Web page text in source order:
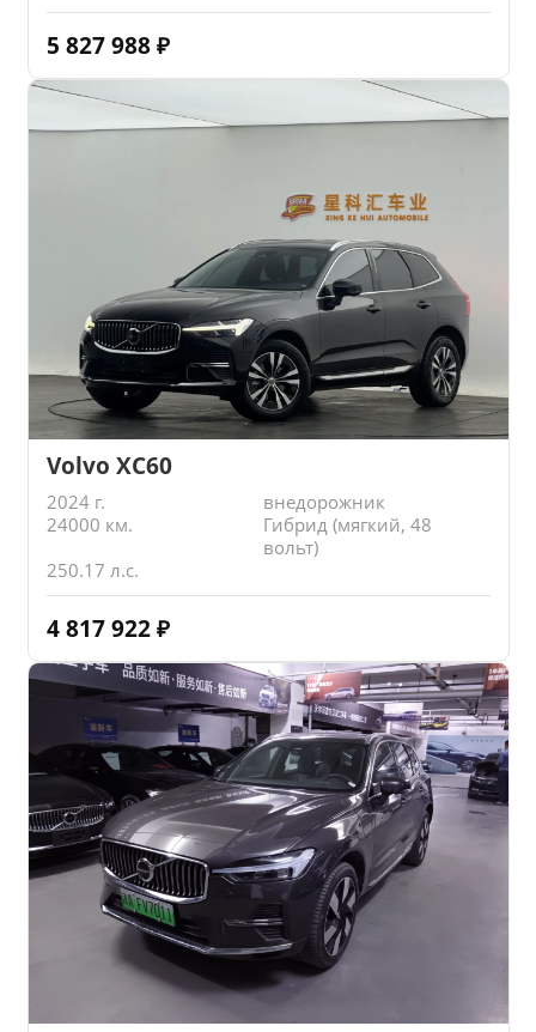
5 827 988 ₽
Volvo XC60
2024 г.
внедорожник
24000 км.
Гибрид (мягкий, 48
вольт)
250.17 л.с.
4 817 922 ₽